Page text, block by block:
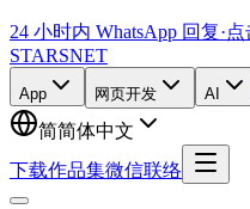
24 小时内 WhatsApp 回复·点
STARSNET
App 网页开发 AI
简简体中文
下载作品集微信联络